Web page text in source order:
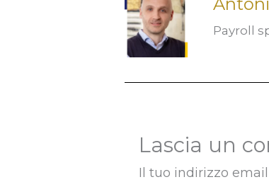
Payroll
Lascia un
Il tuo indirizzo